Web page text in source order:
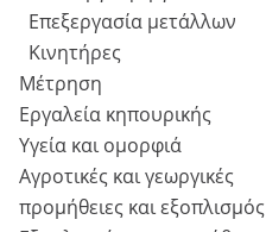
Επεξεργασία μετάλλων
Κινητήρες
Μέτρηση
Εργαλεία κηπουρικής
Υγεία και ομορφιά
Αγροτικές και γεωργικές
προμήθειες και εξοπλισμός